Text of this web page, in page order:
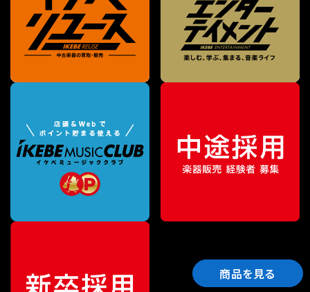
商品を見る